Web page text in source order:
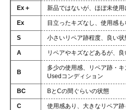
Ex＋ 新品ではないが、ほぼ未使
Ex 目立ったキズなし、使用感
S 小さいリペア跡程度、良い状
A リペアやキズなどあるが、良
B
多少の使用感、リペア跡・
Usedコンディション
BC BとCの間ぐらいの状態
C 使用感あり、大きなリペア